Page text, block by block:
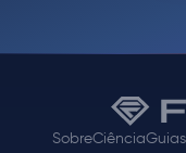
SobreCiênciaGuias